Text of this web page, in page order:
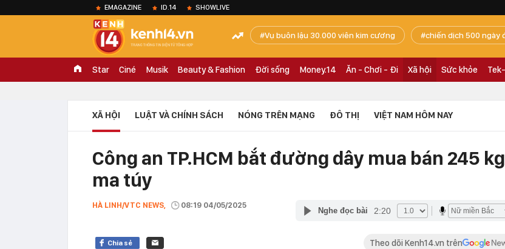
EMAGAZINE ID.14 SHOWLIVE
Vụ buôn lậu 30.000 viên kim cương chiến dịch 500 ngày
Star Ciné Musik Beauty & Fashion Đời sống Money.14 Ăn - Chơi - Đi Xã hội Sức khỏe
XÃ HỘI LUẬT VÀ CHÍNH SÁCH NÓNG TRÊN MẠNG ĐÔ THỊ VIỆT NAM HÔM NAY
Công an TP.HCM bắt đường dây mua bán 245 kg
ma túy
HÀ LINH/VTC NEWS, 08:19 04/05/2025
Nghe đọc bài 2:20
Chia sẻ Theo dõi Kenh14.vn trên